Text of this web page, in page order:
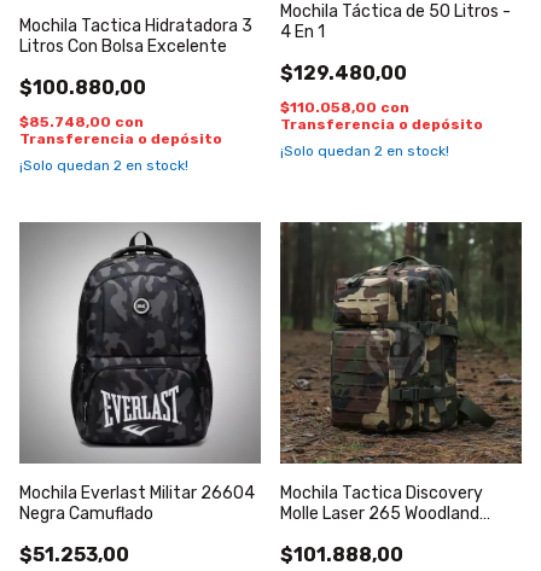
Mochila Tactica Hidratadora 3
Litros Con Bolsa Excelente
$100.880,00
$85.748,00 con
Transferencia o depósito
¡Solo quedan 2 en stock!
Mochila Táctica de 50 Litros -
4 En 1
$129.480,00
$110.058,00 con
Transferencia o depósito
¡Solo quedan 2 en stock!
Mochila Everlast Militar 26604
Negra Camuflado
$51.253,00
Mochila Tactica Discovery
Molle Laser 265 Woodland
$101.888,00